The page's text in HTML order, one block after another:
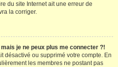
du site Internet ait une erreur de
la corriger.
je ne peux plus me connecter ?!
désactivé ou supprimé votre compte. En
les membres ne postant pas